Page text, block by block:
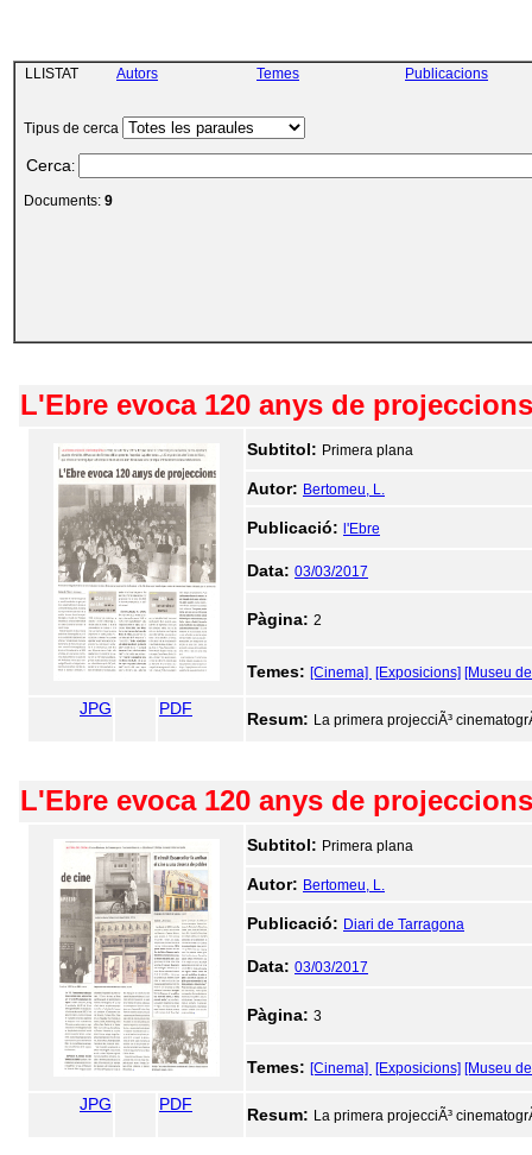
LLISTAT Autors Temes Publicacions
Tipus de cerca
Cerca:
Documents: 9
L'Ebre evoca 120 anys de
Subtitol: Primera plana
Autor: Bertomeu, L.
Publicació: l'Ebre
Data: 03/03/2017
Pàgina: 2
Temes: [Cinema] [Exposicions] [Museu
JPG PDF
Resum: La primera projecciÃ³
L'Ebre evoca 120 anys de
Subtitol: Primera plana
Autor: Bertomeu, L.
Publicació: Diari de Tarragona
Data: 03/03/2017
Pàgina: 3
Temes: [Cinema] [Exposicions] [Museu
JPG PDF
Resum: La primera projecciÃ³